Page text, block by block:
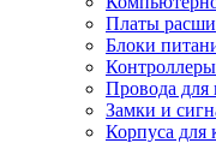
Платы
Блоки
Провода для
Замки и
Корпуса для